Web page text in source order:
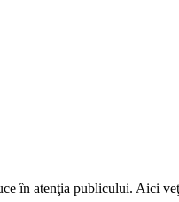
în atenţia publicului. Aici